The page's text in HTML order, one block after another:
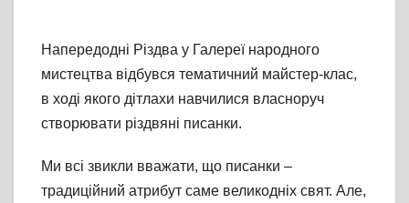
Напередодні Різдва у Галереї народного
мистецтва відбувся тематичний майстер-клас,
в ході якого дітлахи навчилися власноруч
створювати різдвяні писанки.
Ми всі звикли вважати, що писанки –
традиційний атрибут саме великодніх свят. Але,